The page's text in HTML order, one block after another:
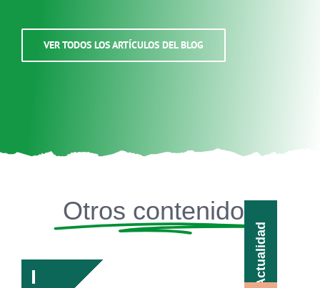
VER TODOS LOS ARTÍCULOS DEL BLOG
Otros contenidos
Actualidad